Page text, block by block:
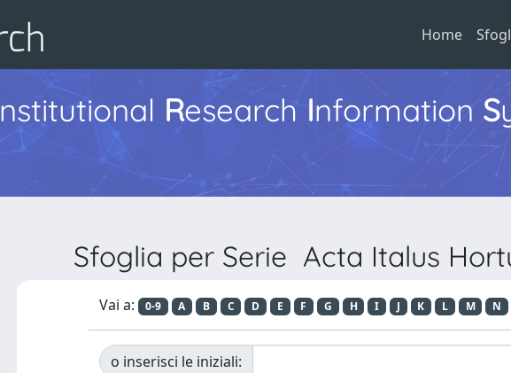
Home
nstitutional Research Information S
Sfoglia per Serie Acta Italus
Vai a: 0-9 A B C D E F G H I J K L M N
o inserisci le iniziali: